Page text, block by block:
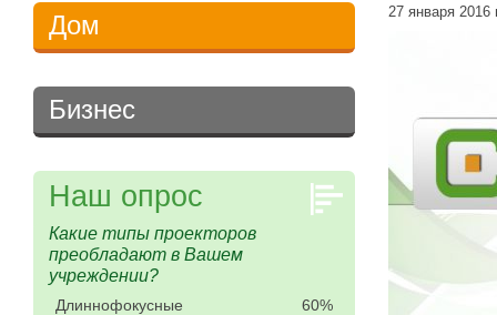
Дом
Бизнес
Наш опрос
Какие типы проекторов
преобладают в Вашем
учреждении?
Длиннофокусные 60%
27 января 2016